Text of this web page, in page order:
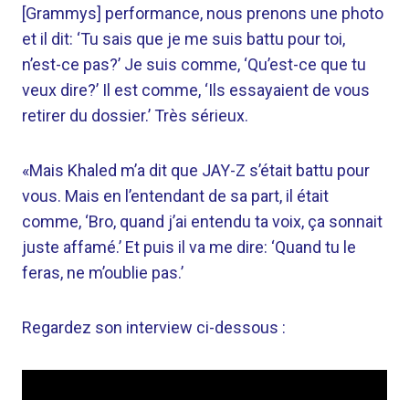
[Grammys] performance, nous prenons une photo
et il dit: ‘Tu sais que je me suis battu pour toi,
n’est-ce pas?’ Je suis comme, ‘Qu’est-ce que tu
veux dire?’ Il est comme, ‘Ils essayaient de vous
retirer du dossier.’ Très sérieux.
«Mais Khaled m’a dit que JAY-Z s’était battu pour
vous. Mais en l’entendant de sa part, il était
comme, ‘Bro, quand j’ai entendu ta voix, ça sonnait
juste affamé.’ Et puis il va me dire: ‘Quand tu le
feras, ne m’oublie pas.’
Regardez son interview ci-dessous :